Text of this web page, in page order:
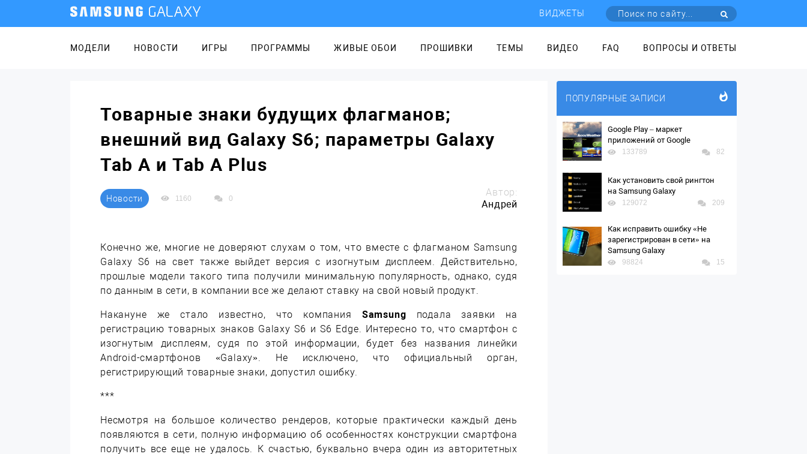
ВИДЖЕТЫ
МОДЕЛИ НОВОСТИ ИГРЫ ПРОГРАММЫ ЖИВЫЕ ОБОИ ПРОШИВКИ ТЕМЫ ВИДЕО FAQ ВОПРОСЫ И ОТВЕТЫ
Товарные знаки будущих флагманов;
внешний вид Galaxy S6; параметры Galaxy
Tab A и Tab A Plus
Новости 1160 0
Автор:
Андрей
Конечно же, многие не доверяют слухам о том, что вместе с флагманом Samsung
Galaxy S6 на свет также выйдет версия с изогнутым дисплеем. Действительно,
прошлые модели такого типа получили минимальную популярность, однако, судя
по данным в сети, в компании все же делают ставку на свой новый продукт.
Накануне же стало известно, что компания Samsung подала заявки на
регистрацию товарных знаков Galaxy S6 и S6 Edge. Интересно то, что смартфон с
изогнутым дисплеям, судя по этой информации, будет без названия линейки
Android-смартфонов «Galaxy». Не исключено, что официальный орган,
регистрирующий товарные знаки, допустил ошибку.
***
Несмотря на большое количество рендеров, которые практически каждый день
появляются в сети, полную информацию об особенностях конструкции смартфона
получить все еще не удалось. К счастью, буквально вчера один из авторитетных
ПОПУЛЯРНЫЕ ЗАПИСИ
Google Play – маркет
приложений от Google
133789 82
Как установить свой рингтон
на Samsung Galaxy
129072 209
Как исправить ошибку «Не
зарегистрирован в сети» на
Samsung Galaxy
98824 15